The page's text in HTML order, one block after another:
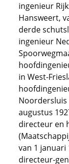
ingenieur
Hansweert,
derde
ingenieur
in West-
Noordersluis
augustus
directeur en
van 1 januari
directeur-